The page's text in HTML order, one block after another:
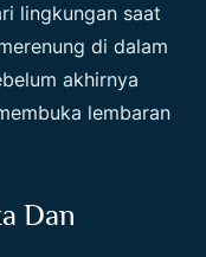
lingkungan saat
di dalam
akhirnya
lembaran
Dan